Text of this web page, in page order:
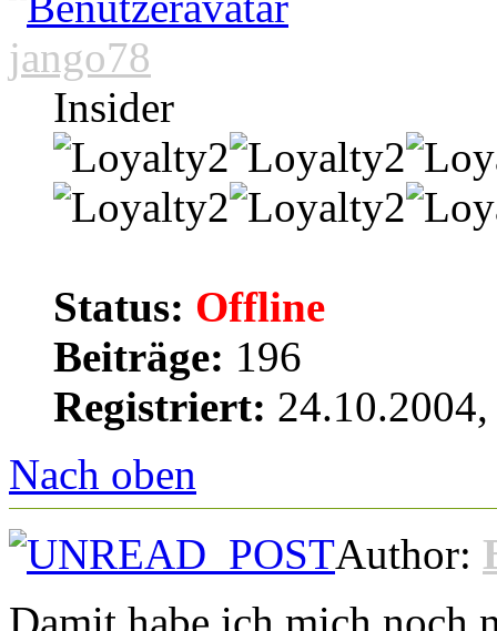
jango78
Insider
Status: Offline
Beiträge: 196
Registriert:
Nach oben
Author: